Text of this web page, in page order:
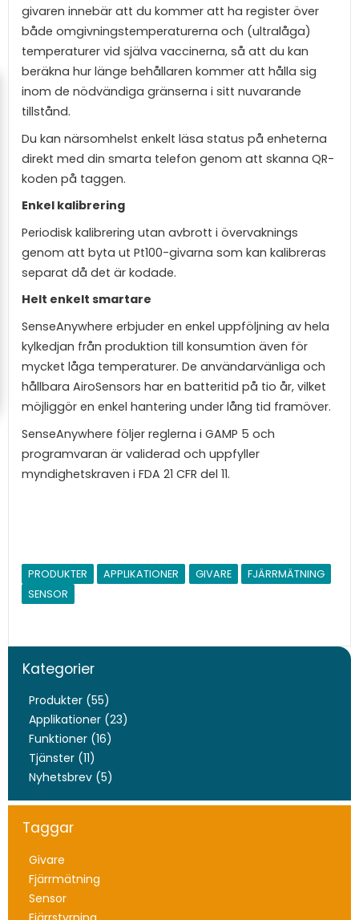
givaren innebär att du kommer att ha register över
både omgivningstemperaturerna och (ultralåga)
temperaturer vid själva vaccinerna, så att du kan
beräkna hur länge behållaren kommer att hålla sig
inom de nödvändiga gränserna i sitt nuvarande
tillstånd.
Du kan närsomhelst enkelt läsa status på enheterna
direkt med din smarta telefon genom att skanna QR-
koden på taggen.
Enkel kalibrering
Periodisk kalibrering utan avbrott i övervaknings
genom att byta ut Pt100-givarna som kan kalibreras
separat då det är kodade.
Helt enkelt smartare
SenseAnywhere erbjuder en enkel uppföljning av hela
kylkedjan från produktion till konsumtion även för
mycket låga temperaturer. De användarvänliga och
hållbara AiroSensors har en batteritid på tio år, vilket
möjliggör en enkel hantering under lång tid framöver.
SenseAnywhere följer reglerna i GAMP 5 och
programvaran är validerad och uppfyller
myndighetskraven i FDA 21 CFR del 11.
PRODUKTER APPLIKATIONER GIVARE
FJÄRRMÄTNING
SENSOR
Kategorier
Produkter (55)
Applikationer (23)
Funktioner (16)
Tjänster (11)
Nyhetsbrev (5)
Taggar
Givare
Fjärrmätning
Sensor